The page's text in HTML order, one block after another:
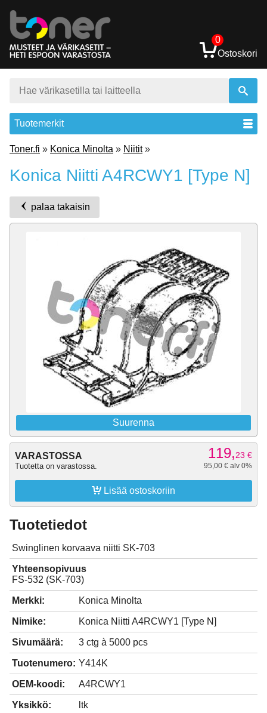
0
Ostoskori
Tuotemerkit
Toner.fi » Konica Minolta » Niitit»
Konica Niitti A4RCWY1 [Type N]
palaa takaisin
Suurenna
VARASTOSSA
Tuotetta on varastossa.
119,23 €
95,00 € alv 0%
 Lisää ostoskoriin
Tuotetiedot
Swinglinen korvaava niitti SK-703
Yhteensopivuus
FS-532 (SK-703)
Merkki: Konica Minolta
Nimike: Konica Niitti A4RCWY1 [Type N]
Sivumäärä: 3 ctg à 5000 pcs
Tuotenumero: Y414K
OEM-koodi: A4RCWY1
Yksikkö: ltk